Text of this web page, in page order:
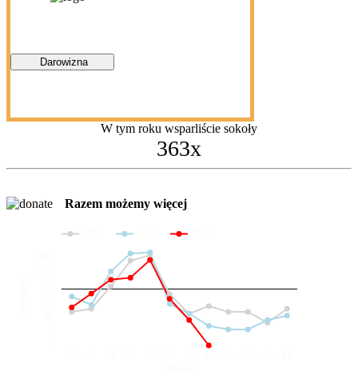
Darowizna
W tym roku wsparliście sokoły
363x
Razem możemy więcej